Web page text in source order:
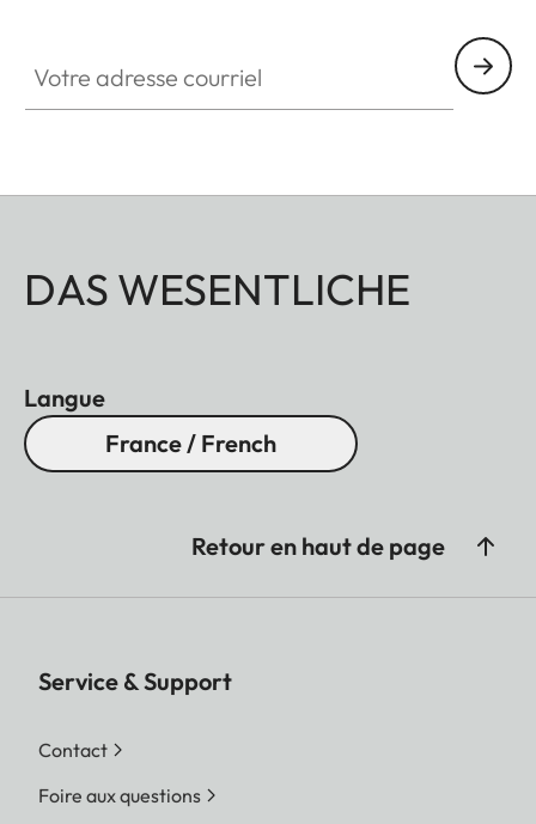
DAS WESENTLICHE
Langue
France / French
Retour en haut de page
Service & Support
Contact
Foire aux questions